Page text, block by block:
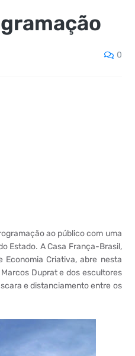
0
ao público com uma
Estado. A Casa França-Brasil,
Criativa, abre nesta
Duprat e dos escultores
e distanciamento entre os